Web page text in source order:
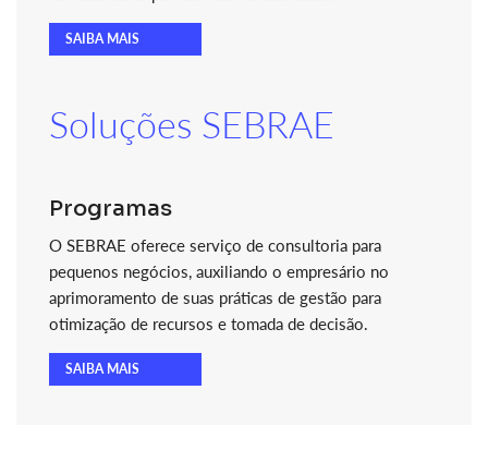
SAIBA MAIS
Soluções SEBRAE
Programas
O SEBRAE oferece serviço de consultoria para
pequenos negócios, auxiliando o empresário no
aprimoramento de suas práticas de gestão para
otimização de recursos e tomada de decisão.
SAIBA MAIS